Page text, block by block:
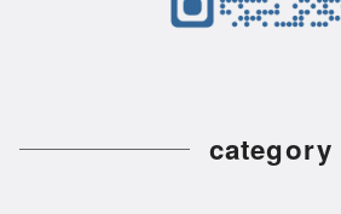
category